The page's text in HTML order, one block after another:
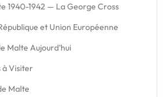
1940-1942 — La George Cross
et Union Européenne
Malte Aujourd’hui
à Visiter
Malte